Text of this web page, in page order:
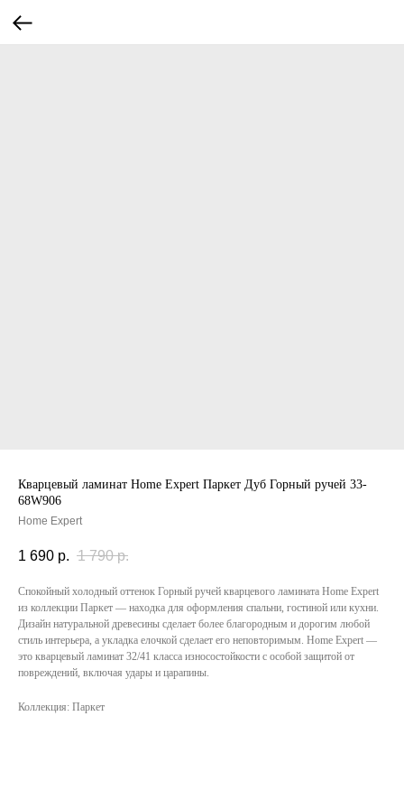
Кварцевый ламинат Home Expert Паркет Дуб Горный ручей 33-
68W906
Home Expert
1 690 р. 1 790 р.
Спокойный холодный оттенок Горный ручей кварцевого ламината Home Expert
из коллекции Паркет — находка для оформления спальни, гостиной или кухни.
Дизайн натуральной древесины сделает более благородным и дорогим любой
стиль интерьера, а укладка елочкой сделает его неповторимым. Home Expert —
это кварцевый ламинат 32/41 класса износостойкости с особой защитой от
повреждений, включая удары и царапины.
Коллекция: Паркет